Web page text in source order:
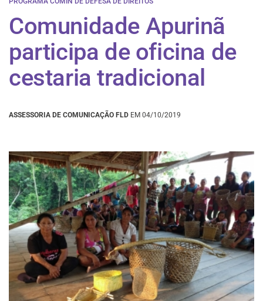
Comunidade Apurinã
participa de oficina de
cestaria tradicional
ASSESSORIA DE COMUNICAÇÃO FLD EM 04/10/2019